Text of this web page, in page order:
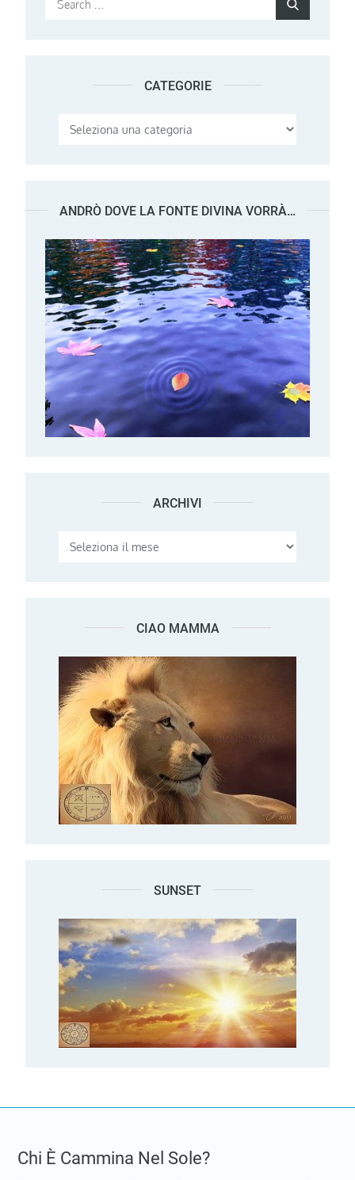
CATEGORIE
Categorie
ANDRÒ DOVE LA FONTE DIVINA VORRÀ…
ARCHIVI Archivi
CIAO MAMMA
SUNSET
Chi È Cammina Nel Sole?